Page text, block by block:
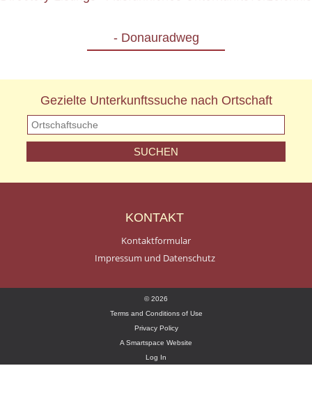
- Donauradweg
Gezielte Unterkunftssuche nach Ortschaft
KONTAKT
Kontaktformular
Impressum und Datenschutz
© 2026
Terms and Conditions of Use
Privacy Policy
A Smartspace Website
Log In